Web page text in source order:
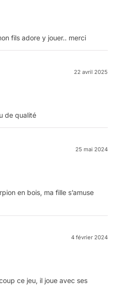
fils adore y jouer.. merci
22 avril 2025
de qualité
25 mai 2024
en bois, ma fille s’amuse
4 février 2024
ce jeu, il joue avec ses